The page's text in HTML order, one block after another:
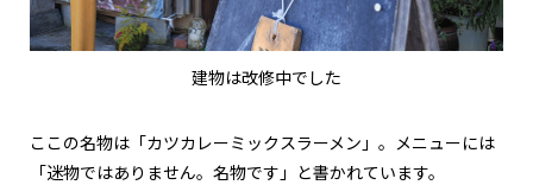
建物は改修中でした
ここの名物は「カツカレーミックスラーメン」。メニューには
「迷物ではありません。名物です」と書かれています。